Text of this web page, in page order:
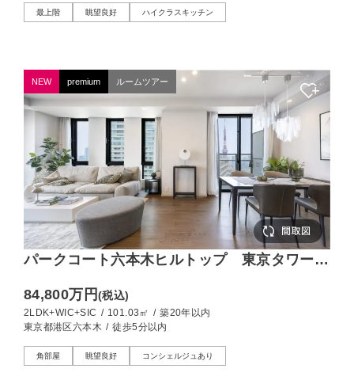
最上階 眺望良好 ハイクラスキッチン
NEW premium ルームツアー
パークコート六本木ヒルトップ 東京タワーを
84,800万円(税込)
2LDK+WIC+SIC / 101.03㎡ / 築20年以内
東京都港区六本木 / 徒歩5分以内
角部屋 眺望良好 コンシェルジュあり